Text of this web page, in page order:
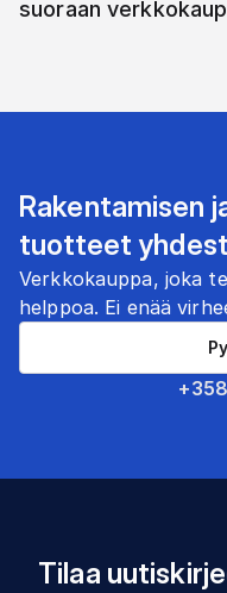
suoraan
Rakentamisen
tuotteet
Verkkokauppa, joka
helppoa. Ei enää
Tilaa